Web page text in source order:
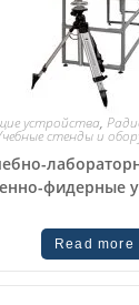
устройства,
стенды и
фидерные
Read more